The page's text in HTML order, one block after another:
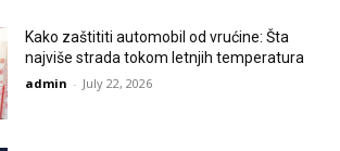
Kako zaštititi automobil od vrućine: Šta
najviše strada tokom letnjih temperatura
admin - July 22, 2026